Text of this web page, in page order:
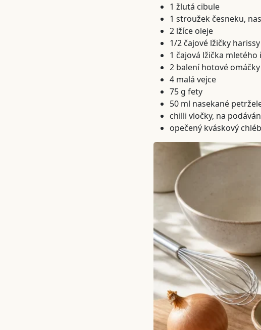
1 žlutá cibule
1 stroužek česneku,
2 lžíce oleje
1/2 čajové lžičky harissy
1 čajová lžička
2 balení hotové
4 malá vejce
75 g fety
50 ml nasekané
chilli vločky, na
opečený kváskový